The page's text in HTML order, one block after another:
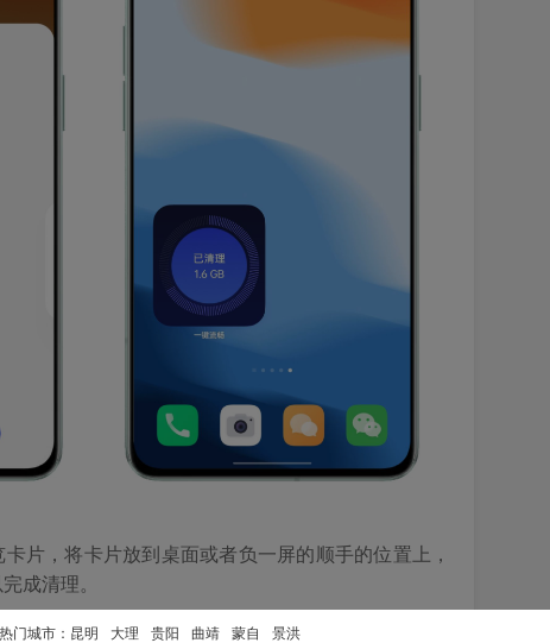
热门城市： 昆明 大理 贵阳 曲靖 蒙自 景洪
片，将卡片放到桌面或者负一屏的顺手的位置上，
成清理。